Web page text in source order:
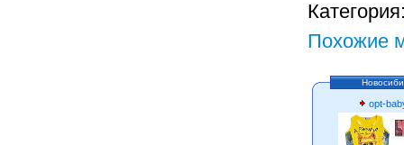
Похожие
opt-